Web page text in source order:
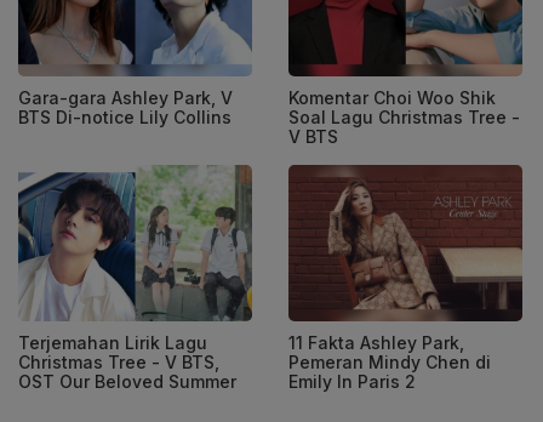
Gara-gara Ashley Park, V
BTS Di-notice Lily Collins
Komentar Choi Woo Shik
Soal Lagu Christmas Tree -
V BTS
Terjemahan Lirik Lagu
Christmas Tree - V BTS,
OST Our Beloved Summer
11 Fakta Ashley Park,
Pemeran Mindy Chen di
Emily In Paris 2